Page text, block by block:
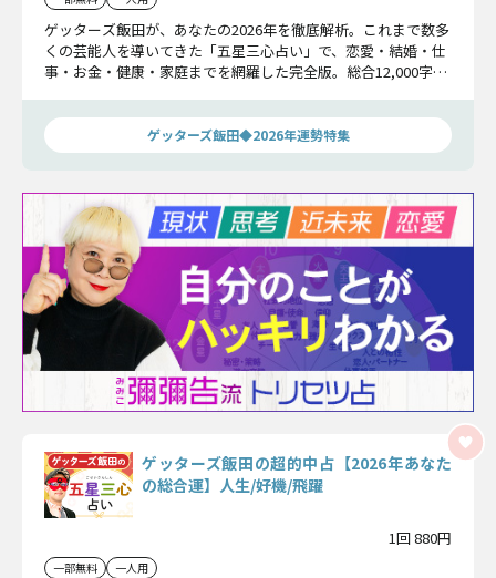
ゲッターズ飯田が、あなたの2026年を徹底解析。これまで数多
くの芸能人を導いてきた「五星三心占い」で、恋愛・結婚・仕
事・お金・健康・家庭までを網羅した完全版。総合12,000字超
すことなく読み解きます。
ゲッターズ飯田◆2026年運勢特集
ゲッターズ飯田の超的中占【2026年あなた
の総合運】人生/好機/飛躍
1回 880円
一部無料 一人用